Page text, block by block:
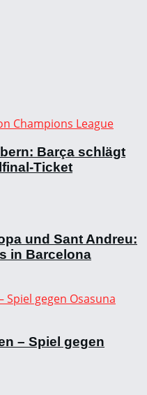
Barça schlägt
Ticket
und Sant Andreu:
in Barcelona
– Spiel gegen